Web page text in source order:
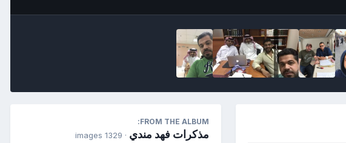
FROM THE ALBUM:
مذكرات فهد مندي · 1329 images